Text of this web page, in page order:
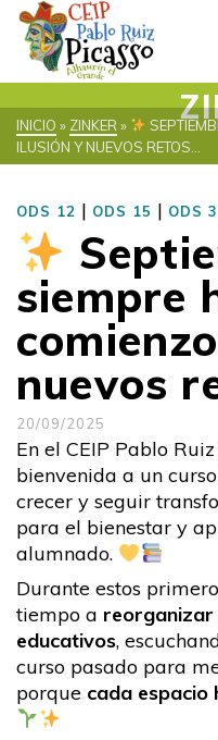
INICIO » ZINKER »
ILUSIÓN Y NUEVOS RETOS…
ODS 12 | ODS 15 | ODS 3
siempre
nuevos
20/09/2025
En el CEIP Pablo
bienvenida a un
crecer y seguir
para el bienestar y
alumnado.
Durante estos
tiempo a reorganizar
educativos,
curso pasado para
porque cada espacio